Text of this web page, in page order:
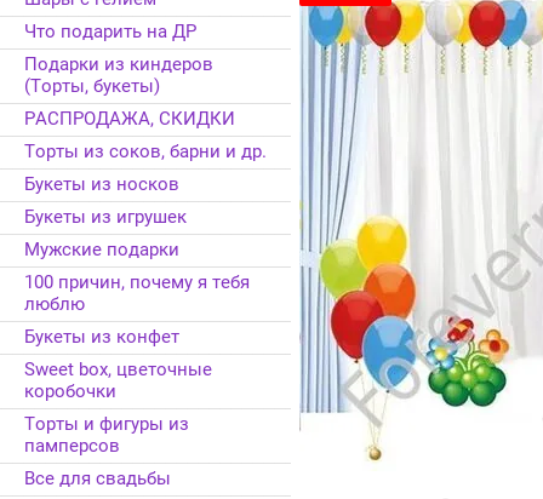
Что подарить на ДР
Подарки из киндеров
(Торты, букеты)
РАСПРОДАЖА, СКИДКИ
Торты из соков, барни и др.
Букеты из носков
Букеты из игрушек
Мужские подарки
100 причин, почему я тебя
люблю
Букеты из конфет
Sweet box, цветочные
коробочки
Торты и фигуры из
памперсов
Все для свадьбы